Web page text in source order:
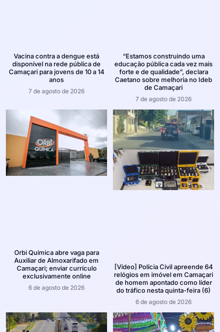
Vacina contra a dengue está
disponível na rede pública de
Camaçari para jovens de 10 a 14
anos
7 de agosto de 2026
“Estamos construindo uma
educação pública cada vez mais
forte e de qualidade”, declara
Caetano sobre melhoria no Ideb
de Camaçari
7 de agosto de 2026
Orbi Química abre vaga para
Auxiliar de Almoxarifado em
Camaçari; enviar currículo
exclusivamente online
6 de agosto de 2026
[Vídeo] Polícia Civil apreende 64
relógios em imóvel em Camaçari
de homem apontado como líder
do tráfico nesta quinta-feira (6)
6 de agosto de 2026